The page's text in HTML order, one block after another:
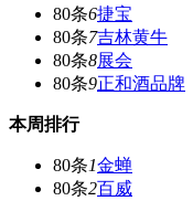
80条6捷宝
80条7吉林黄牛
80条8展会
80条9正和酒品牌
本周排行
80条1金蝉
80条2百威